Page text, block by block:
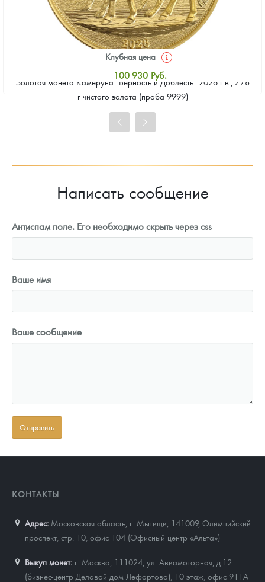
Золотая монета Камеруна "Верность и Доблесть" 2026 г.в., 7.78
г чистого золота (проба 9999)
Клубная цена
100 930 Руб.
Стандартная цена
Цена выкупа
Написать сообщение
Антиспам поле. Его необходимо скрыть через css
Ваше имя
Ваше сообщение
КОНТАКТЫ
Адрес: Московская область, г. Мытищи, 141009, Олимпийский
проспект, стр. 10, офис 104 (Офисный центр «Альта»)
Выкуп монет: г. Москва, 111024, ул. Авиамоторная, д.12
(бизнес-центр Деловой дом Лефортово), 10 этаж, офис 911А